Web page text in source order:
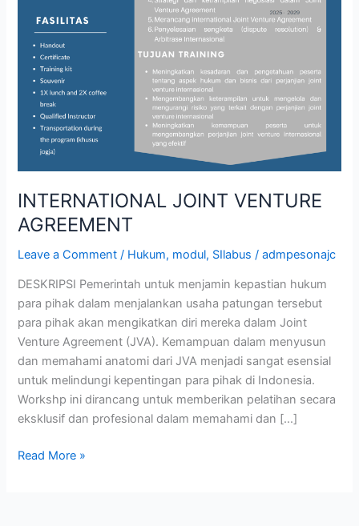
INTERNATIONAL JOINT VENTURE
AGREEMENT
Leave a Comment / Hukum, modul, SIlabus /admpesonajc
DESKRIPSI Pemerintah untuk menjamin kepastian hukum
para pihak dalam menjalankan usaha patungan tersebut
para pihak akan mengikatkan diri mereka dalam Joint
Venture Agreement (JVA). Kemampuan dalam menyusun
dan memahami anatomi dari JVA menjadi sangat esensial
untuk melindungi kepentingan para pihak di Indonesia.
Workshp ini dirancang untuk memberikan pelatihan secara
eksklusif dan profesional dalam memahami dan […]
Read More »